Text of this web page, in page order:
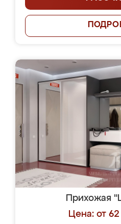
Прихожая
Цена: от